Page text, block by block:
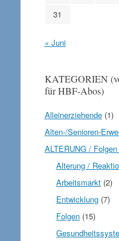
31
« Juni
KATEGORIEN
für HBF-Abos)
Alleinerziehende(1)
Alten-/Senioren-
ALTERUNG /
Alterung /
Arbeitsmarkt (2)
Entwicklung (7)
Folgen (15)